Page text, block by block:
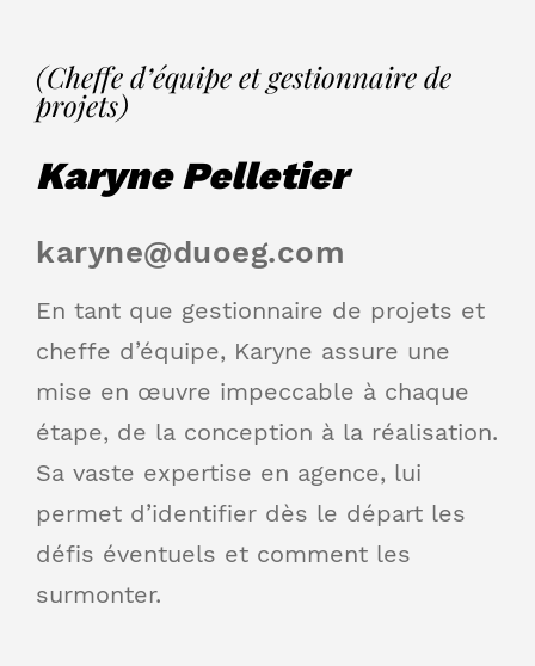
(Cheffe d’équipe et gestionnaire de
projets)
Karyne Pelletier
karyne@duoeg.com
En tant que gestionnaire de projets et
cheffe d’équipe, Karyne assure une
mise en œuvre impeccable à chaque
étape, de la conception à la réalisation.
Sa vaste expertise en agence, lui
permet d’identifier dès le départ les
défis éventuels et comment les
surmonter.